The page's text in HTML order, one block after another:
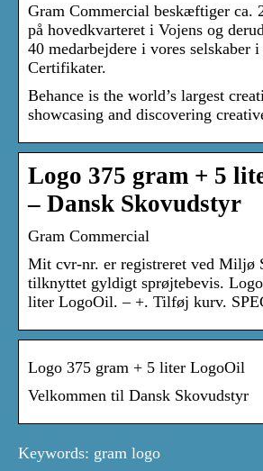
Gram Commercial beskæftiger ca.
på hovedkvarteret i Vojens og
40 medarbejdere i vores selskaber
Certifikater.
Behance is the world’s largest
showcasing and discovering
Logo 375 gram + 5
– Dansk Skovudstyr
Gram Commercial
Mit cvr-nr. er registreret ved Miljø
tilknyttet gyldigt sprøjtebevis.
liter LogoOil. – +. Tilføj kurv.
Logo 375 gram + 5 liter LogoOil
Velkommen til Dansk Skovudstyr
Keywords: gram logo